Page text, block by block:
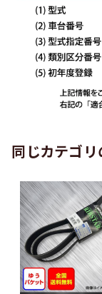
同じカテゴ